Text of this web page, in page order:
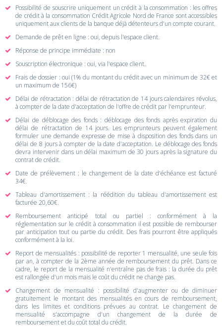
Possibilité de souscrire uniquement un crédit à la consommation : les offres
de crédit à la consommation Crédit Agricole Nord de France sont accessibles
uniquement aux clients de la banque déjà détenteurs d'un compte courant.
Demande de prêt en ligne : oui, depuis l'espace client.
Réponse de principe immédiate : non
Souscription électronique : oui, via l'espace client.
Frais de dossier : oui (1% du montant du crédit avec un minimum de 32€ et
un maximum de 156€)
Délai de rétractation : délai de rétractation de 14 jours calendaires révolus,
à compter de la date d'acceptation de l'offre de crédit par l'emprunteur.
Délai de déblocage des fonds : déblocage des fonds après expiration du
délai de rétractation de 14 jours. Les emprunteurs peuvent également
formuler une demande expresse de mise à disposition des fonds dans un
délai de 8 jours à compter de la date d'acceptation. Le déblocage des fonds
devra intervenir dans un délai maximum de 30 jours après la signature du
contrat de crédit.
Date de prélèvement : le changement de la date d'échéance est facturé
34€.
Tableau d'amortissement : la réédition du tableau d'amortissement est
facturée 20,60€.
Remboursement anticipé total ou partiel : conformément à la
réglementation sur le crédit à consommation il est possible de rembourser
par anticipation tout ou partie du crédit. Des frais pourront être appliqués
conformément à la loi.
Report de mensualités : possibilité de reporter 1 mensualité, une seule fois
par an, à compter de la 2ème année de remboursement du prêt. Dans ce
cadre, le report de la mensualité n'entraîne pas de frais : la durée du prêt
est rallongée d'un mois mais le coût du crédit ne change pas.
Changement de mensualité : possibilité d'augmenter ou de diminuer
gratuitement le montant des mensualités en cours de remboursement,
dans les limites et conditions prévues au contrat. Le changement de
mensualité s'accompagne d'un changement de la durée de
remboursement et du coût total du crédit.